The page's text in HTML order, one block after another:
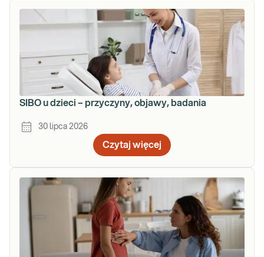
SIBO u dzieci – przyczyny, objawy, badania
30 lipca 2026
Czytaj więcej